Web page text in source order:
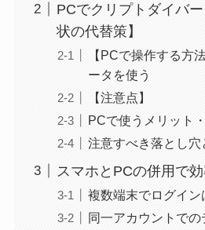
PCでクリプトダイバ
状の代替策】
【PCで操作する方
ータを使う
【注意点】
PCで使うメリット
注意すべき落とし穴
スマホとPCの併用で
複数端末でログイン
同一アカウントで